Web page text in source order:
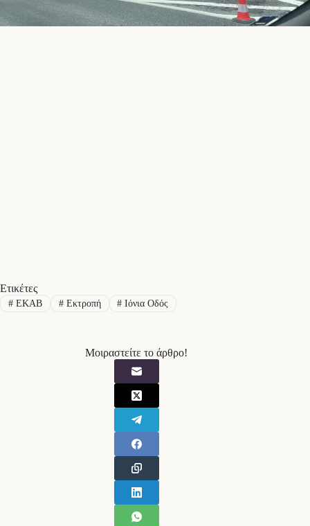
Ετικέτες
#ΕΚΑΒ #Εκτροπή # Ιόνια Οδός
Μοιραστείτε το άρθρο!